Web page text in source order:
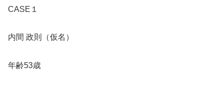
CASE１
内間 政則（仮名）
年齢53歳